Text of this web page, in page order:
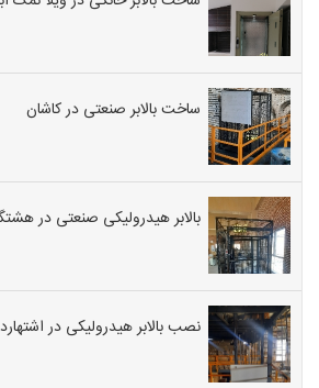
ساخت بالابر صنعتی در کاشان
بالابر هیدرولیکی صنعتی در
نصب بالابر هیدرولیکی در اشتهارد